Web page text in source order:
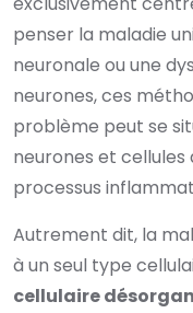
penser la maladie
neuronale ou une
neurones, ces
problème peut se
neurones et cellules
processus
Autrement dit, la
à un seul type
cellulaire